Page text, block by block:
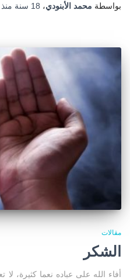
بواسطة محمد الأبنودي، 18 سنة منذ
مقالات
الشكر
أفاء الله على عباده نعما كثيرة،